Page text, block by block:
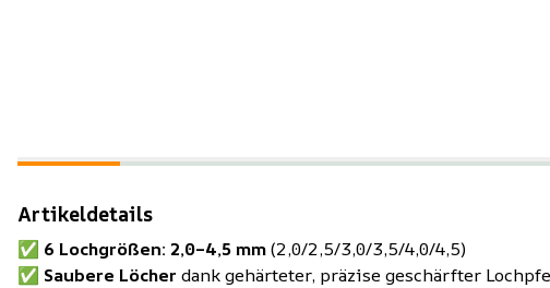
Artikeldetails
✅ 6 Lochgrößen: 2,0–4,5 mm(2,0/2,5/3,0/3,5/4,0/4,5)
✅ Saubere Löcher dank gehärteter, präzise geschärfter